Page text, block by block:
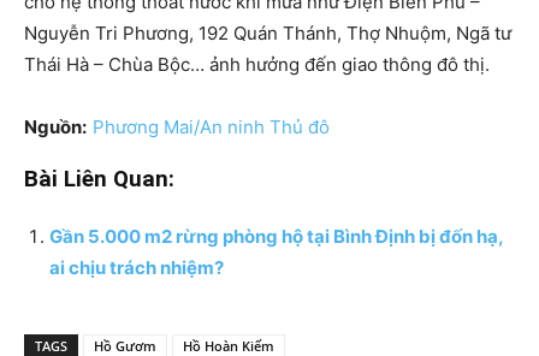
Nguyễn Tri Phương, 192 Quán Thánh, Thợ Nhuộm, Ngã tư
Thái Hà – Chùa Bộc… ảnh hưởng đến giao thông đô thị.
Nguồn: Phương Mai/An ninh Thủ đô
Bài Liên Quan:
Gần 5.000 m2 rừng phòng hộ tại Bình Định bị đốn hạ,
ai chịu trách nhiệm?
TAGS Hồ Gươm Hồ Hoàn Kiếm